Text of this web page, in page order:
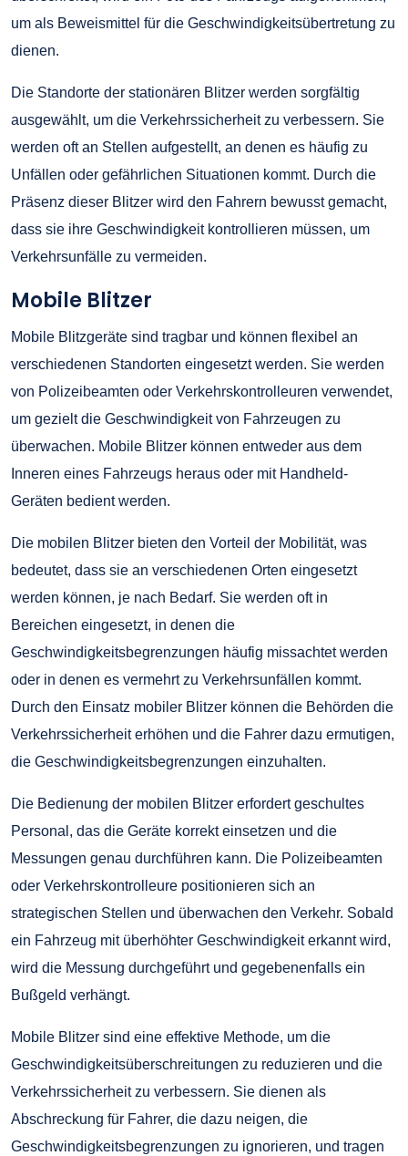
um als Beweismittel für die Geschwindigkeitsübertretung zu
dienen.
Die Standorte der stationären Blitzer werden sorgfältig
ausgewählt, um die Verkehrssicherheit zu verbessern. Sie
werden oft an Stellen aufgestellt, an denen es häufig zu
Unfällen oder gefährlichen Situationen kommt. Durch die
Präsenz dieser Blitzer wird den Fahrern bewusst gemacht,
dass sie ihre Geschwindigkeit kontrollieren müssen, um
Verkehrsunfälle zu vermeiden.
Mobile Blitzer
Mobile Blitzgeräte sind tragbar und können flexibel an
verschiedenen Standorten eingesetzt werden. Sie werden
von Polizeibeamten oder Verkehrskontrolleuren verwendet,
um gezielt die Geschwindigkeit von Fahrzeugen zu
überwachen. Mobile Blitzer können entweder aus dem
Inneren eines Fahrzeugs heraus oder mit Handheld-
Geräten bedient werden.
Die mobilen Blitzer bieten den Vorteil der Mobilität, was
bedeutet, dass sie an verschiedenen Orten eingesetzt
werden können, je nach Bedarf. Sie werden oft in
Bereichen eingesetzt, in denen die
Geschwindigkeitsbegrenzungen häufig missachtet werden
oder in denen es vermehrt zu Verkehrsunfällen kommt.
Durch den Einsatz mobiler Blitzer können die Behörden die
Verkehrssicherheit erhöhen und die Fahrer dazu ermutigen,
die Geschwindigkeitsbegrenzungen einzuhalten.
Die Bedienung der mobilen Blitzer erfordert geschultes
Personal, das die Geräte korrekt einsetzen und die
Messungen genau durchführen kann. Die Polizeibeamten
oder Verkehrskontrolleure positionieren sich an
strategischen Stellen und überwachen den Verkehr. Sobald
ein Fahrzeug mit überhöhter Geschwindigkeit erkannt wird,
wird die Messung durchgeführt und gegebenenfalls ein
Bußgeld verhängt.
Mobile Blitzer sind eine effektive Methode, um die
Geschwindigkeitsüberschreitungen zu reduzieren und die
Verkehrssicherheit zu verbessern. Sie dienen als
Abschreckung für Fahrer, die dazu neigen, die
Geschwindigkeitsbegrenzungen zu ignorieren, und tragen